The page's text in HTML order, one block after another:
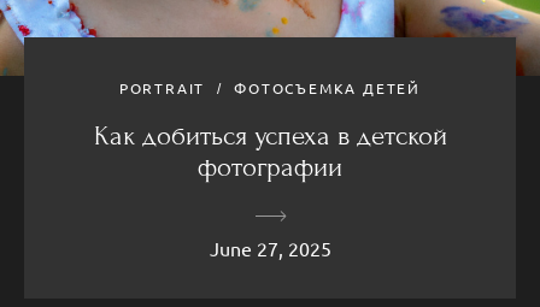
PORTRAIT ФОТОСЪЕМКА ДЕТЕЙ
Как добиться успеха в детской
фотографии
June 27, 2025